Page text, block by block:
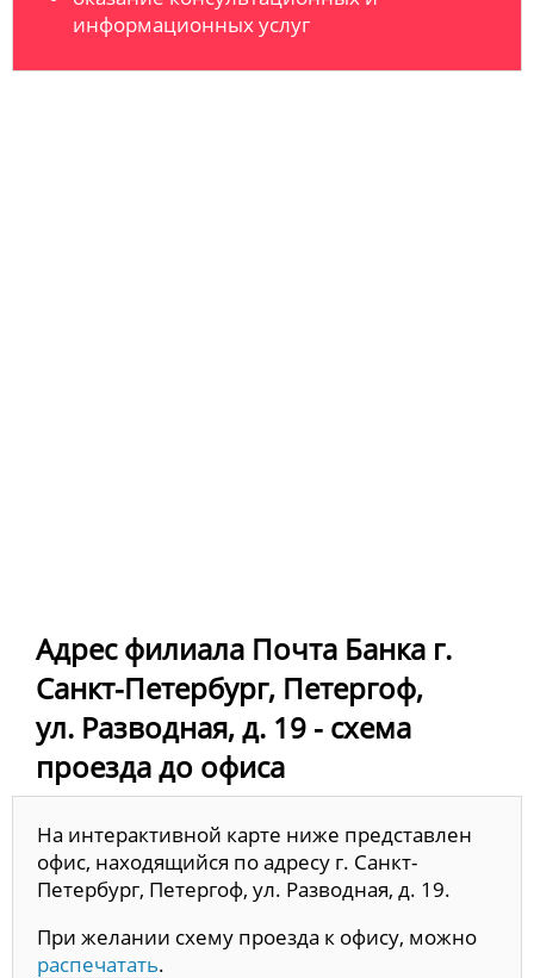
информационных услуг
Адрес филиала Почта Банка г.
Санкт-Петербург, Петергоф,
ул. Разводная, д. 19 - схема
проезда до офиса
На интерактивной карте ниже представлен
офис, находящийся по адресу г. Санкт-
Петербург, Петергоф, ул. Разводная, д. 19.
При желании схему проезда к офису, можно
распечатать.